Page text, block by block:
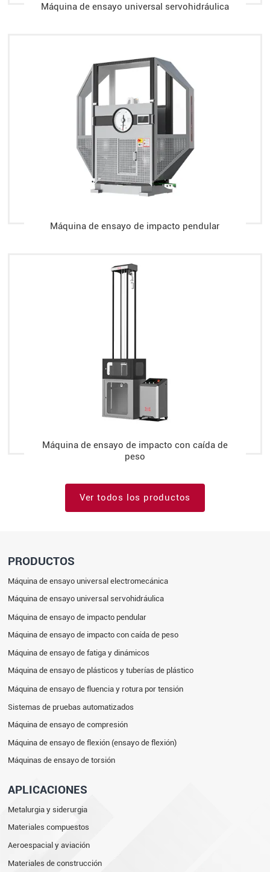
Máquina de ensayo universal servohidráulica
Máquina de ensayo de impacto pendular
Máquina de ensayo de impacto con caída de
peso
Ver todos los productos
PRODUCTOS
Máquina de ensayo universal electromecánica
Máquina de ensayo universal servohidráulica
Máquina de ensayo de impacto pendular
Máquina de ensayo de impacto con caída de peso
Máquina de ensayo de fatiga y dinámicos
Máquina de ensayo de plásticos y tuberías de plástico
Máquina de ensayo de fluencia y rotura por tensión
Sistemas de pruebas automatizados
Máquina de ensayo de compresión
Máquina de ensayo de flexión (ensayo de flexión)
Máquinas de ensayo de torsión
APLICACIONES
Metalurgia y siderurgia
Materiales compuestos
Aeroespacial y aviación
Materiales de construcción